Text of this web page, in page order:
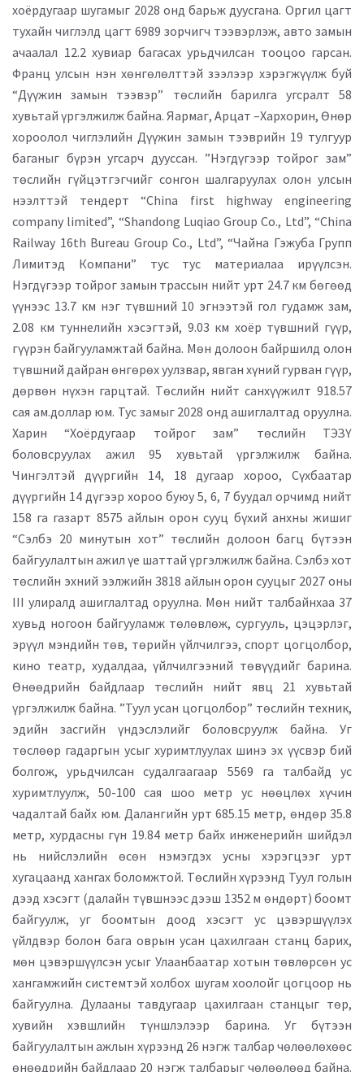
хоёрдугаар шугамыг 2028 онд барьж дуусгана. Оргил цагт
тухайн чиглэлд цагт 6989 зорчигч тээвэрлэж, авто замын
ачаалал 12.2 хувиар багасах урьдчилсан тооцоо гарсан.
Франц улсын нэн хөнгөлөлттэй зээлээр хэрэгжүүлж буй
“Дүүжин замын тээвэр” төслийн барилга угсралт 58
хувьтай үргэлжилж байна. Яармаг, Арцат –Хархорин, Өнөр
хороолол чиглэлийн Дүүжин замын тээврийн 19 тулгуур
баганыг бүрэн угсарч дууссан. ”Нэгдүгээр тойрог зам”
төслийн гүйцэтгэгчийг сонгон шалгаруулах олон улсын
нээлттэй тендерт “China first highway engineering
company limited”, “Shandong Luqiao Group Co., Ltd”, “China
Railway 16th Bureau Group Co., Ltd”, “Чайна Гэжуба Групп
Лимитэд Компани” тус тус материалаа ирүүлсэн.
Нэгдүгээр тойрог замын трассын нийт урт 24.7 км бөгөөд
үүнээс 13.7 км нэг түвшний 10 эгнээтэй гол гудамж зам,
2.08 км туннелийн хэсэгтэй, 9.03 км хоёр түвшний гүүр,
гүүрэн байгууламжтай байна. Мөн долоон байршилд олон
түвшний дайран өнгөрөх уулзвар, явган хүний гурван гүүр,
дөрвөн нүхэн гарцтай. Төслийн нийт санхүүжилт 918.57
сая ам.доллар юм. Тус замыг 2028 онд ашиглалтад оруулна.
Харин “Хоёрдугаар тойрог зам” төслийн ТЭЗҮ
боловсруулах ажил 95 хувьтай үргэлжилж байна.
Чингэлтэй дүүргийн 14, 18 дугаар хороо, Сүхбаатар
дүүргийн 14 дүгээр хороо буюу 5, 6, 7 буудал орчимд нийт
158 га газарт 8575 айлын орон сууц бүхий анхны жишиг
“Сэлбэ 20 минутын хот” төслийн долоон багц бүтээн
байгуулалтын ажил үе шаттай үргэлжилж байна. Сэлбэ хот
төслийн эхний ээлжийн 3818 айлын орон сууцыг 2027 оны
III улиралд ашиглалтад оруулна. Мөн нийт талбайнхаа 37
хувьд ногоон байгууламж төлөвлөж, сургууль, цэцэрлэг,
эрүүл мэндийн төв, төрийн үйлчилгээ, спорт цогцолбор,
кино театр, худалдаа, үйлчилгээний төвүүдийг барина.
Өнөөдрийн байдлаар төслийн нийт явц 21 хувьтай
үргэлжилж байна. ”Туул усан цогцолбор” төслийн техник,
эдийн засгийн үндэслэлийг боловсруулж байна. Уг
төслөөр гадаргын усыг хуримтлуулах шинэ эх үүсвэр бий
болгож, урьдчилсан судалгаагаар 5569 га талбайд ус
хуримтлуулж, 50-100 сая шоо метр ус нөөцлөх хүчин
чадалтай байх юм. Далангийн урт 685.15 метр, өндөр 35.8
метр, хурдасны гүн 19.84 метр байх инженерийн шийдэл
нь нийслэлийн өсөн нэмэгдэх усны хэрэгцээг урт
хугацаанд хангах боломжтой. Төслийн хүрээнд Туул голын
дээд хэсэгт (далайн түвшнээс дээш 1352 м өндөрт) боомт
байгуулж, уг боомтын доод хэсэгт ус цэвэршүүлэх
үйлдвэр болон бага оврын усан цахилгаан станц барих,
мөн цэвэршүүлсэн усыг Улаанбаатар хотын төвлөрсөн ус
хангамжийн системтэй холбох шугам хоолойг цогцоор нь
байгуулна. Дулааны тавдугаар цахилгаан станцыг төр,
хувийн хэвшлийн түншлэлээр барина. Уг бүтээн
байгуулалтын ажлын хүрээнд 26 нэгж талбар чөлөөлөхөөс
өнөөдрийн байдлаар 20 нэгж талбарыг чөлөөлөөд байна.